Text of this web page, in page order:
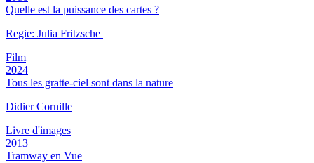
Quelle est la puissance des cartes ?
Regie: Julia Fritzsche
Film
2024
Tous les gratte-ciel sont dans la nature
Didier Cornille
Livre d'images
2013
Tramway en Vue